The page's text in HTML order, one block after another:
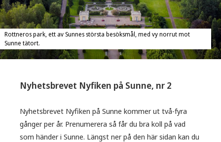
Rottneros park, ett av Sunnes största besöksmål, med vy norrut mot
Sunne tätort.
Nyhetsbrevet Nyfiken på Sunne, nr 2
Nyhetsbrevet Nyfiken på Sunne kommer ut två-fyra
gånger per år. Prenumerera så får du bra koll på vad
som händer i Sunne. Längst ner på den här sidan kan du